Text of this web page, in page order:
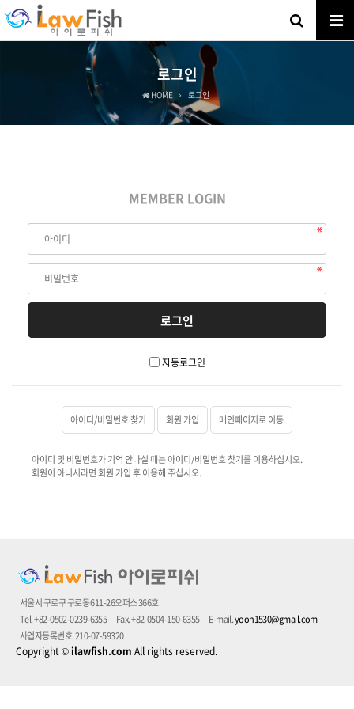
로그인
HOME 로그인
MEMBER LOGIN
자동로그인
아이디/비밀번호 찾기 회원 가입 메인페이지로 이동
아이디 및 비밀번호가 기억 안나실 때는 아이디/비밀번호 찾기를 이용하십시오.
회원이 아니시라면 회원 가입 후 이용해 주십시오.
서울시 구로구 구로동 611-26오퍼스 366호
Tel. +82-0502-0239-6355
Fax. +82-0504-150-6355 E-mail.yoon1530@gmail.com
사업자등록번호. 210-07-59320
Copyright©ilawfish.com All rights reserved.